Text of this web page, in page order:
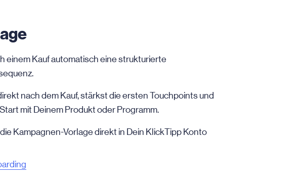
einem Kauf automatisch eine strukturierte
nach dem Kauf, stärkst die ersten Touchpoints und
mit Deinem Produkt oder Programm.
Kampagnen-Vorlage direkt in Dein KlickTipp Konto